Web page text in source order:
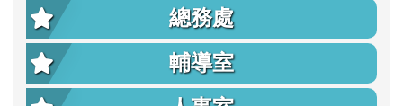
總務處
輔導室